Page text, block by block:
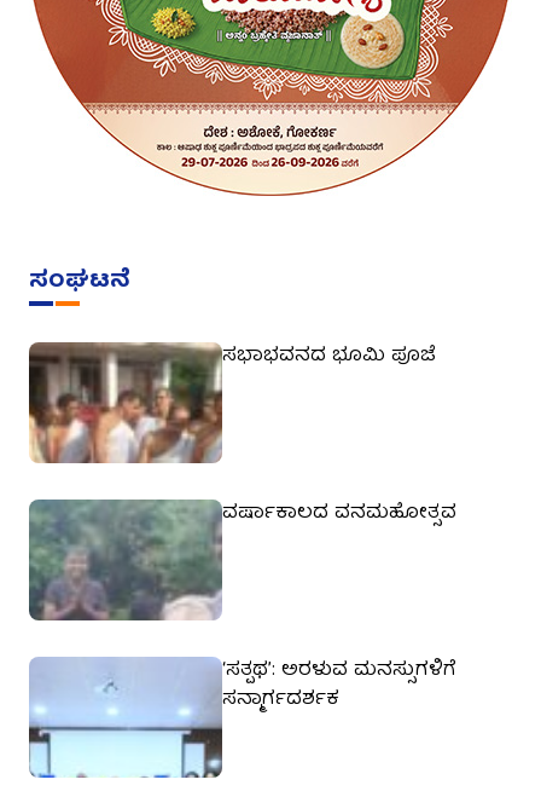
ಸಂಘಟನೆ
ಸಭಾಭವನದ ಭೂಮಿ ಪೂಜೆ
ವರ್ಷಾಕಾಲದ ವನಮಹೋತ್ಸವ
‘ಸತ್ಪಥ’: ಅರಳುವ ಮನಸ್ಸುಗಳಿಗೆ
ಸನ್ಮಾರ್ಗದರ್ಶಕ